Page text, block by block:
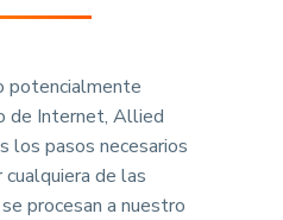
potencialmente
de Internet, Allied
pasos necesarios
de las
procesan a nuestro